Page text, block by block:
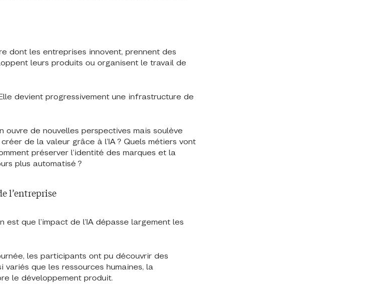
dont les entreprises innovent, prennent des
leurs produits ou organisent le travail de
devient progressivement une infrastructure de
ouvre de nouvelles perspectives mais soulève
de la valeur grâce à l’IA ? Quels métiers vont
préserver l’identité des marques et la
plus automatisé ?
l’entreprise
que l’impact de l’IA dépasse largement les
les participants ont pu découvrir des
que les ressources humaines, la
le développement produit.